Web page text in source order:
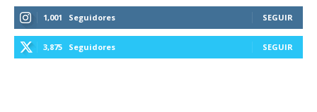
1,001 Seguidores SEGUIR
3,875 Seguidores SEGUIR